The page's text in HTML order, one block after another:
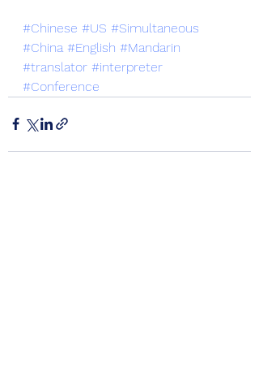
#Chinese #US #Simultaneous
#China #English #Mandarin
#translator #interpreter
#Conference